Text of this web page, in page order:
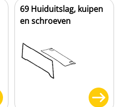
69 Huiduitslag, kuipen
en schroeven